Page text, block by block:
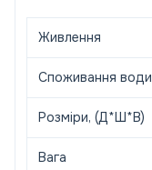
Живлення
Споживання води
Розміри, (Д*Ш*В)
Вага